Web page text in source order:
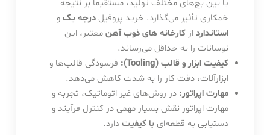
یا بین بچ‌های مختلف تولید، مستقیماً بر نتیجه
خمکاری تأثیر می‌گذارد. خرید پروفیلدرجه یکو
استانداردازکارخانه های ذوب آهنمعتبر، این
نوسانات را به حداقل می‌رساند.
کیفیت ابزار و قالب (Tooling):
فرسودگی قالب‌ها و
ابزارآلات، دقت کار را به شدت کاهش می‌دهد.
مهارت اپراتور: در روش‌های غیر اتوماتیک، تجربه و
مهارت اپراتور نقش بسیار مهمی در کنترل فرآیند و
دستیابی به قطعه‌ایبا کیفیتدارد.